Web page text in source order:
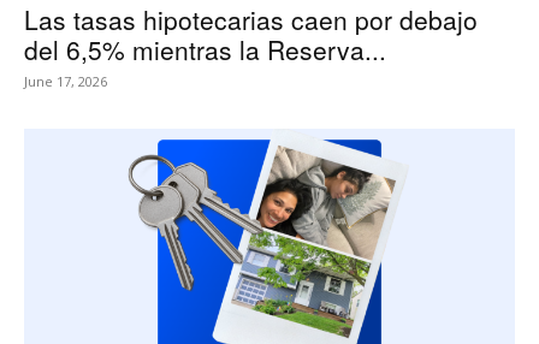
Las tasas hipotecarias caen por debajo
del 6,5% mientras la Reserva...
June 17, 2026